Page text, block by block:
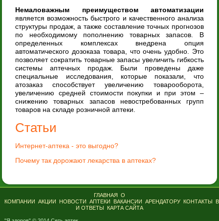
Немаловажным преимуществом автоматизации
является возможность быстрого и качественного анализа
структуры продаж, а также составление точных прогнозов
по необходимому пополнению товарных запасов. В
определенных комплексах внедрена опция
автоматического дозоказа товара, что очень удобно. Это
позволяет сократить товарные запасы увеличить гибкость
системы аптечных продаж. Были проведены даже
специальные исследования, которые показали, что
атозаказ способствует увеличению товарооборота,
увеличению средней стоимости покупки и при этом –
снижению товарных запасов невостребованных групп
товаров на складе розничной аптеки.
Статьи
Интернет-аптека - это выгодно?
Почему так дорожают лекарства в аптеках?
ГЛАВНАЯ О
КОМПАНИИ АКЦИИ НОВОСТИ АПТЕКИ ВАКАНСИИ АРЕНДАТОРУ КОНТАКТЫ
И ОТВЕТЫ
КАРТА САЙТА